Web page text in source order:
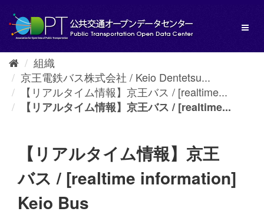
し
組織
京王電鉄バス株式会社 / Keio Dentetsu...
【リアルタイム情報】京王バス / [realtime...
【リアルタイム情報】京王バス / [realtime...
【リアルタイム情報】京王
バス / [realtime information]
Keio Bus